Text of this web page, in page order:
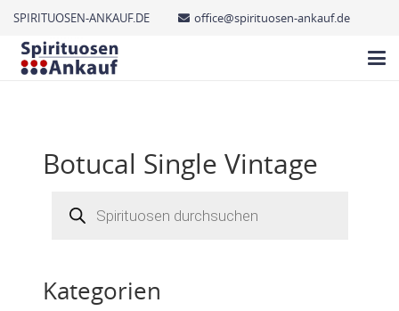
SPIRITUOSEN-ANKAUF.DE office@spirituosen-ankauf.de
Botucal Single Vintage
search
Kategorien